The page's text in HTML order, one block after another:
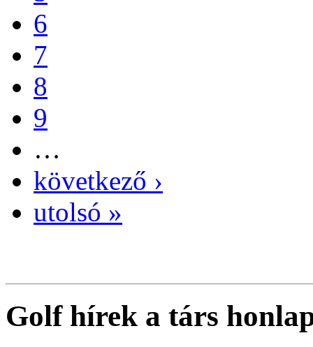
6
7
8
9
…
következő ›
utolsó »
Golf hírek a társ